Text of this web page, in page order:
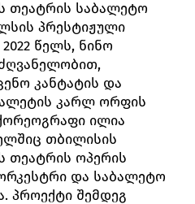
თეატრის საბალეტო
პრესტიჟული
წელს, ნინო
კანტატის და
კარლ ორფის
ილია
თბილისის
თეატრის ოპერის
და საბალეტო
პროექტი შემდეგ